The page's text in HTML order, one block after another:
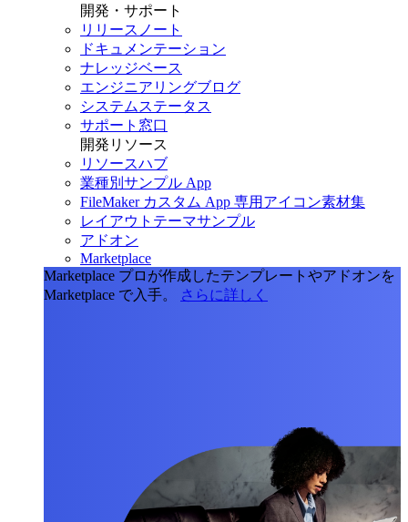
開発・サポート
リリースノート
ドキュメンテーション
ナレッジベース
エンジニアリングブログ
システムステータス
サポート窓口
開発リソース
リソースハブ
業種別サンプル App
FileMaker カスタム App 専用アイコン素材集
レイアウトテーマサンプル
アドオン
Marketplace
Marketplace プロが作成したテンプレートやアドオンを
Marketplace で入手。
さらに詳しく